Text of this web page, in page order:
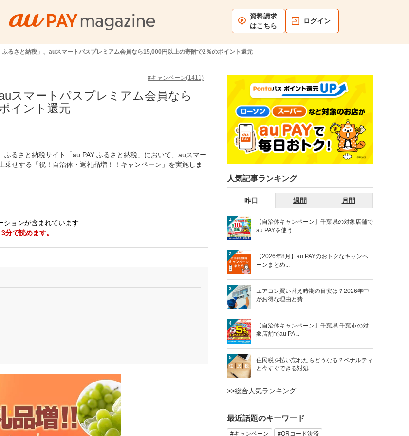
資料請求
はこちら
ログイン
ふるさと納税」、auスマートパスプレミアム会員なら15,000円以上の寄附で2％のポイント還元
#キャンペーン(1411)
スマートパスプレミアム会員なら
イント還元
るさと納税サイト「au PAY ふるさと納税」において、auスマー
せする「祝！自治体・返礼品増！！キャンペーン」を実施しま
ションが含まれています
分で読めます。
人気記事ランキング
昨日 週間 月間
1
【自治体キャンペーン】千葉県の対象店舗で
au PAYを使う...
2
【2026年8月】au PAYのおトクなキャンペ
ーンまとめ...
3
エアコン買い替え時期の目安は？2026年中
がお得な理由と費...
4
【自治体キャンペーン】千葉県 千葉市の対
象店舗でau PA...
5
住民税を払い忘れたらどうなる？ペナルティ
と今すぐできる対処...
>>総合人気ランキング
最近話題のキーワード
#キャンペーン #QRコード決済